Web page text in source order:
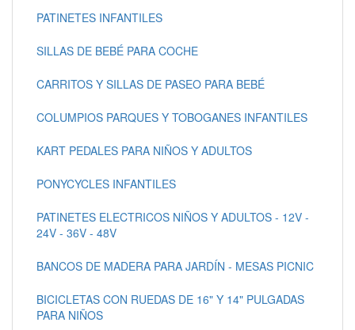
PATINETES INFANTILES
SILLAS DE BEBÉ PARA COCHE
CARRITOS Y SILLAS DE PASEO PARA BEBÉ
COLUMPIOS PARQUES Y TOBOGANES INFANTILES
KART PEDALES PARA NIÑOS Y ADULTOS
PONYCYCLES INFANTILES
PATINETES ELECTRICOS NIÑOS Y ADULTOS - 12V -
24V - 36V - 48V
BANCOS DE MADERA PARA JARDÍN - MESAS PICNIC
BICICLETAS CON RUEDAS DE 16" Y 14" PULGADAS
PARA NIÑOS